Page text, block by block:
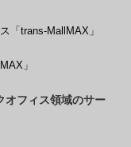
「trans-MallMAX」
」
オフィス領域のサー